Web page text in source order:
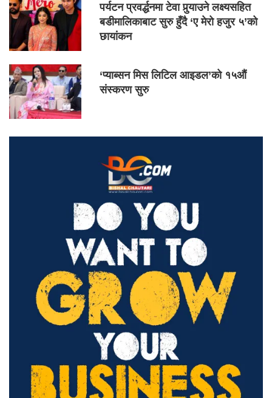
पर्यटन प्रवर्द्धनमा टेवा पुर्‍याउने लक्ष्यसहित
बडीमालिकाबाट सुरु हुँदै ‘ए मेरो हजुर ५’को
छायांकन
‘प्याब्सन मिस लिटिल आइडल’को १५औं
संस्करण सुरु